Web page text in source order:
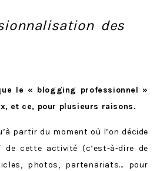
des
le « blogging professionnel »
et ce, pour plusieurs raisons.
partir du moment où l’on décide
de cette activité (c’est-à-dire de
photos, partenariats… pour